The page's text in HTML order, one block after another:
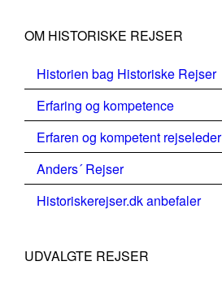
OM HISTORISKE REJSER
Historien bag Historiske Rejser
Erfaring og kompetence
Erfaren og kompetent rejseleder
Anders´ Rejser
Historiskerejser.dk anbefaler
UDVALGTE REJSER